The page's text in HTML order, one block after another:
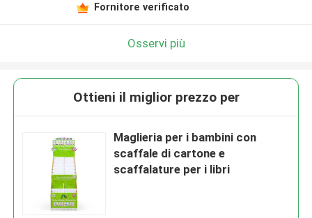
Fornitore verificato
Osservi più
Ottieni il miglior prezzo per
Maglieria per i bambini con
scaffale di cartone e
scaffalature per i libri